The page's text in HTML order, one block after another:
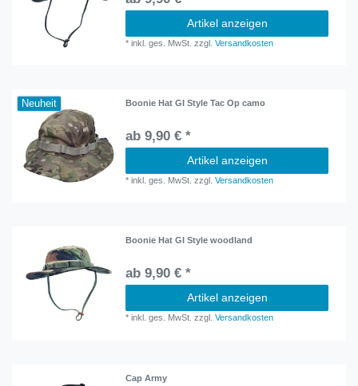
Artikel anzeigen
*inkl. ges. MwSt. zzgl.Versandkosten
Neuheit Boonie Hat GI Style Tac Op camo
ab 9,90 € *
Artikel anzeigen
*inkl. ges. MwSt. zzgl.Versandkosten
Boonie Hat GI Style woodland
ab 9,90 € *
Artikel anzeigen
*inkl. ges. MwSt. zzgl.Versandkosten
Cap Army